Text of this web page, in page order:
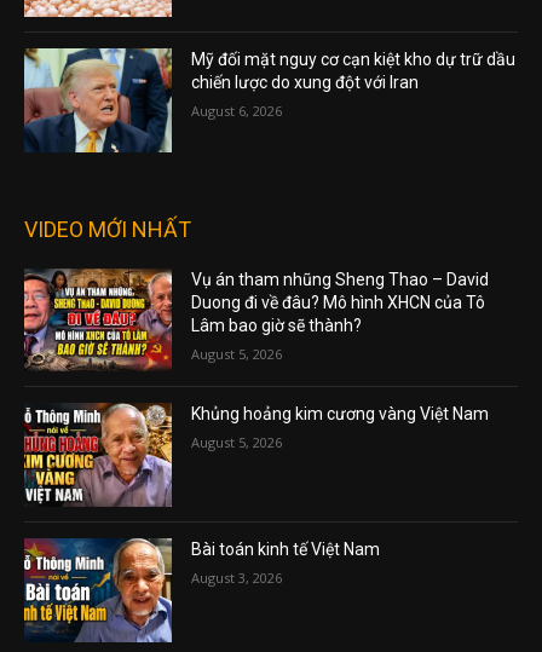
Mỹ đối mặt nguy cơ cạn kiệt kho dự trữ dầu
chiến lược do xung đột với Iran
August 6, 2026
VIDEO MỚI NHẤT
Vụ án tham nhũng Sheng Thao – David
Duong đi về đâu? Mô hình XHCN của Tô
Lâm bao giờ sẽ thành?
August 5, 2026
Khủng hoảng kim cương vàng Việt Nam
August 5, 2026
Bài toán kinh tế Việt Nam
August 3, 2026